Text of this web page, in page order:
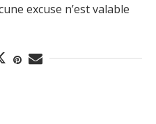
excuse n’est valable